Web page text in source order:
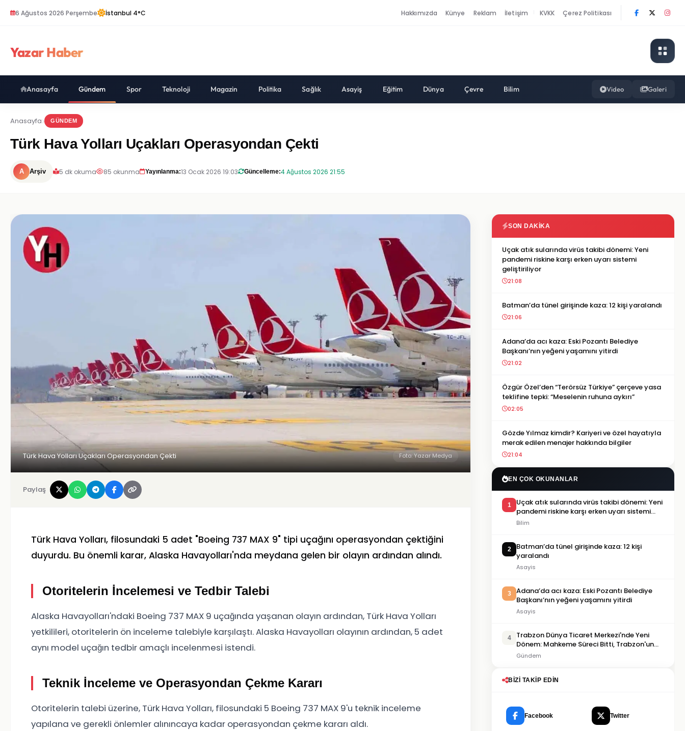
6 Ağustos 2026 Perşembe İstanbul 4°C Hakkımızda Künye Reklam İletişim KVKK Çerez Politikası
Yazar Haber
Anasayfa Gündem Spor Teknoloji Magazin Politika Sağlık Asayiş Eğitim Dünya Çevre Bilim Video Galeri
Anasayfa GÜNDEM
Türk Hava Yolları Uçakları Operasyondan Çekti
A Arşiv 5 dk okuma 85 okunma Yayınlanma:13 Ocak 2026 19:03 Güncelleme:4 Ağustos 2026 21:55
Türk Hava Yolları Uçakları Operasyondan Çekti Foto: Yazar Medya
Paylaş
Türk Hava Yolları, filosundaki 5 adet "Boeing 737 MAX 9" tipi uçağını operasyondan çektiğini
duyurdu. Bu önemli karar, Alaska Havayolları'nda meydana gelen bir olayın ardından alındı.
Otoritelerin İncelemesi ve Tedbir Talebi
Alaska Havayolları'ndaki Boeing 737 MAX 9 uçağında yaşanan olayın ardından, Türk Hava Yolları
yetkilileri, otoritelerin ön inceleme talebiyle karşılaştı. Alaska Havayolları olayının ardından, 5 adet
aynı model uçağın tedbir amaçlı incelenmesi istendi.
Teknik İnceleme ve Operasyondan Çekme Kararı
Otoritelerin talebi üzerine, Türk Hava Yolları, filosundaki 5 Boeing 737 MAX 9'u teknik inceleme
yapılana ve gerekli önlemler alınıncaya kadar operasyondan çekme kararı aldı.
SON DAKIKA
Uçak atık sularında virüs takibi dönemi: Yeni
pandemi riskine karşı erken uyarı sistemi
geliştiriliyor
21:08
Batman’da tünel girişinde kaza: 12 kişi yaralandı
21:06
Adana’da acı kaza: Eski Pozantı Belediye
Başkanı’nın yeğeni yaşamını yitirdi
21:02
Özgür Özel’den “Terörsüz Türkiye” çerçeve yasa
teklifine tepki: “Meselenin ruhuna aykırı”
02:05
Gözde Yılmaz kimdir? Kariyeri ve özel hayatıyla
merak edilen menajer hakkında bilgiler
21:04
EN ÇOK OKUNANLAR
1
Uçak atık sularında virüs takibi dönemi: Yeni
pandemi riskine karşı erken uyarı sistemi
geliştiriliyor
Bilim
2
Batman’da tünel girişinde kaza: 12 kişi
yaralandı
Asayis
3
Adana’da acı kaza: Eski Pozantı Belediye
Başkanı’nın yeğeni yaşamını yitirdi
Asayis
4
Trabzon Dünya Ticaret Merkezi'nde Yeni
Dönem: Mahkeme Süreci Bitti, Trabzon'un
Dev Projesi Ne Zaman Tamamlanacak?
Gündem
BIZI TAKIP EDIN
Facebook Twitter